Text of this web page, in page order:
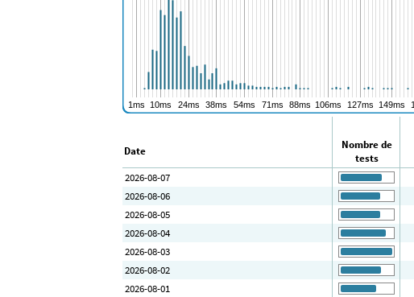
Date
Nombre de
tests
2026-08-07
2026-08-06
2026-08-05
2026-08-04
2026-08-03
2026-08-02
2026-08-01